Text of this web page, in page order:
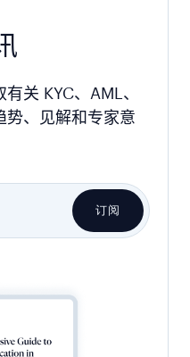
关 KYC、AML、
势、见解和专家意